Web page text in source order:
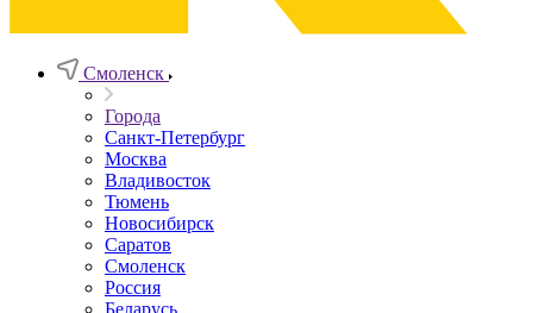
Смоленск
Города
Санкт-Петербург
Москва
Владивосток
Тюмень
Новосибирск
Саратов
Смоленск
Россия
Беларусь